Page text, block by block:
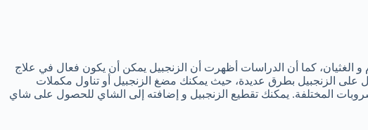
و الغثيان، كما أن الدراسات أظهرت أن الزنجبيل يمكن أن يكون فعال في علاج
الزنجبيل بطرق عديدة، حيث يمكنك مضغ الزنجبيل أو تناول مكملات
المختلفة. يمكنك تقطيع الزنجبيل و إضافته إلى الشاي للحصول على شاي